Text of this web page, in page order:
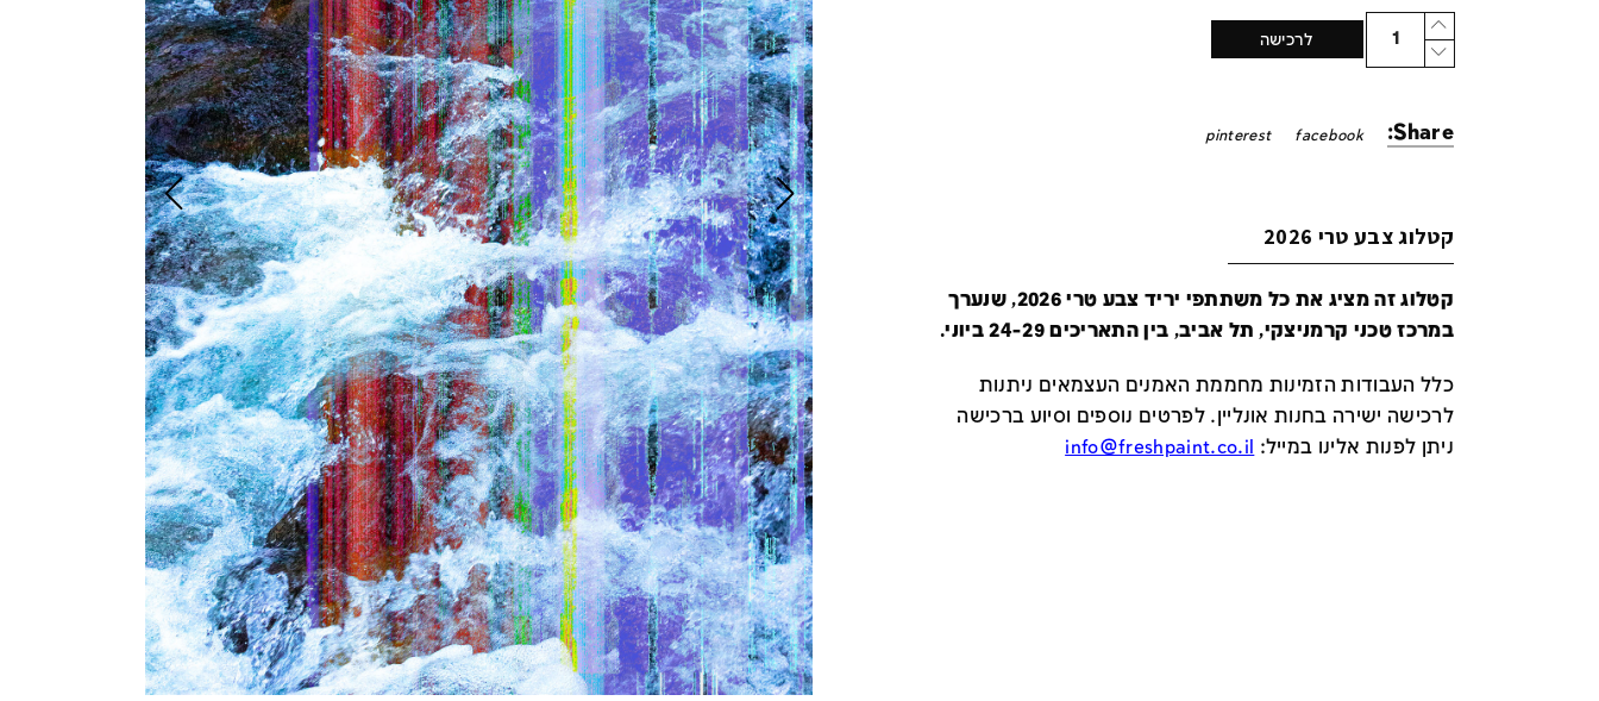
Quantity
לרכישה
Share:
facebook
pinterest
קטלוג צבע טרי 2026
קטלוג זה מציג את כל משתתפי יריד צבע טרי 2026, שנערך
במרכז טכני קרמניצקי, תל אביב, בין התאריכים 24-29 ביוני.
כלל העבודות הזמינות מחממת האמנים העצמאים ניתנות
לרכישה ישירה בחנות אונליין.לפרטים נוספים וסיוע ברכישה
ניתן לפנות אלינו במייל:
info@freshpaint.co.il